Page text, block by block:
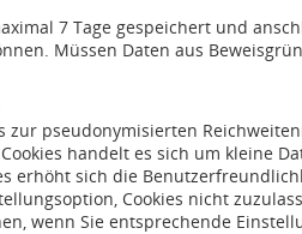
7 Tage gespeichert und
Müssen Daten aus
zur pseudonymisierten
handelt es sich um kleine
erhöht sich die
Cookies nicht
wenn Sie entsprechende